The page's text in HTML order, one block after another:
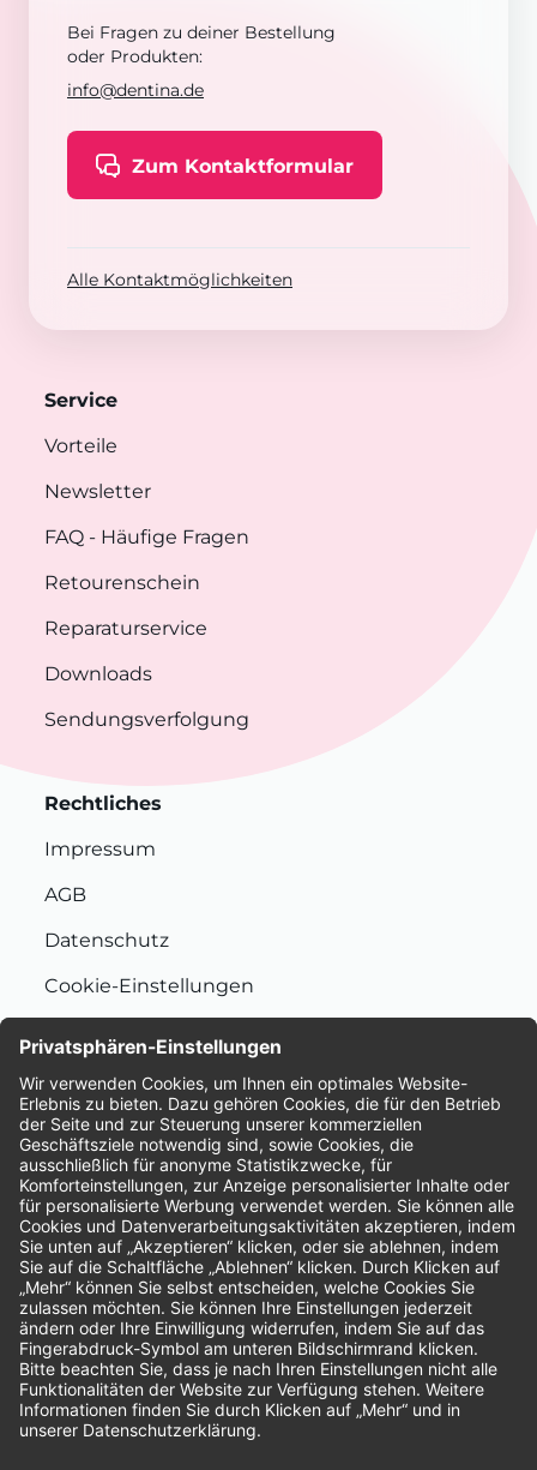
Bei Fragen zu deiner Bestellung
oder Produkten:
info@dentina.de
Zum Kontaktformular
Alle Kontaktmöglichkeiten
Service
Vorteile
Newsletter
FAQ - Häufige Fragen
Retourenschein
Reparaturservice
Downloads
Sendungsverfolgung
Rechtliches
Impressum
AGB
Datenschutz
Cookie-Einstellungen
Bewertungen